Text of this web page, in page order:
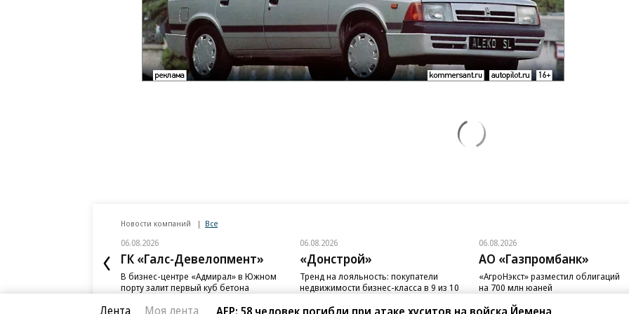
Новости компаний Все
06.08.2026
ГК «Галс-Девелопмент»
В бизнес-центре «Адмирал» в Южном
порту залит первый куб бетона
06.08.2026
«Донстрой»
Тренд на лояльность: покупатели
недвижимости бизнес-класса в 9 из 10
06.08.2026
АО «Газпромбанк»
«АгроНэкст» разместил облигаций
на 700 млн юаней
Лента Моя лента